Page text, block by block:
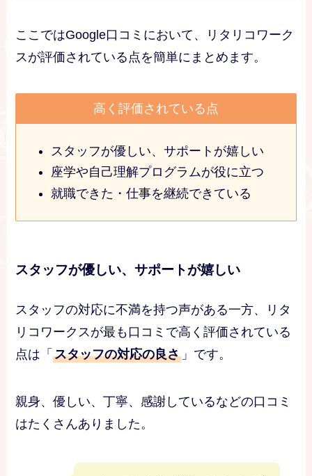
ここではGoogle口コミにおいて、リタリコワーク
スが評価されている点を簡単にまとめます。
高く評価されている点
スタッフが優しい、サポートが嬉しい
座学や自己理解プログラムが役に立つ
就職できた・仕事を継続できている
スタッフが優しい、サポートが嬉しい
スタッフの対応に不満を持つ声がある一方、リタ
リコワークスが最も口コミで高く評価されている
点は「スタッフの対応の良さ 」です。
親身、優しい、丁寧、感謝しているなどの口コミ
はたくさんありました。